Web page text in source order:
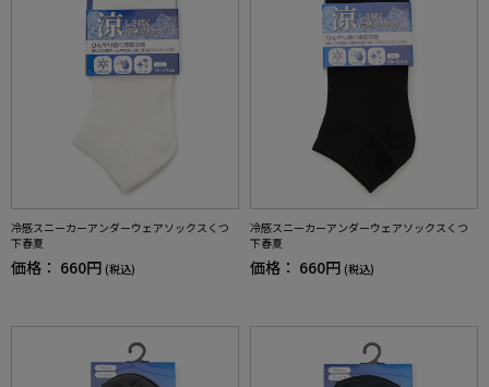
冷感スニーカーアンダーウェアソックスくつ
下春夏
価格： 660円 (税込)
冷感スニーカーアンダーウェアソックスくつ
下春夏
価格： 660円 (税込)